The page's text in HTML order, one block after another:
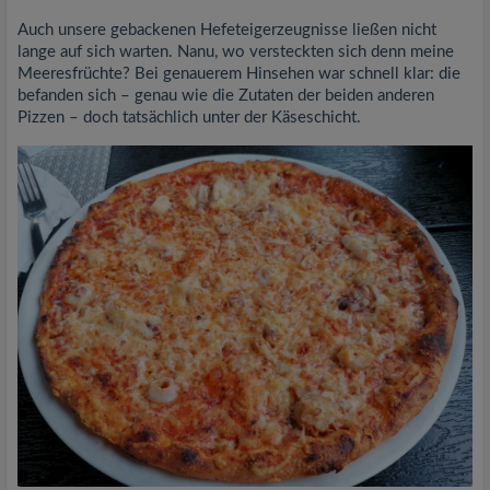
Auch unsere gebackenen Hefeteigerzeugnisse ließen nicht
lange auf sich warten. Nanu, wo versteckten sich denn meine
Meeresfrüchte? Bei genauerem Hinsehen war schnell klar: die
befanden sich – genau wie die Zutaten der beiden anderen
Pizzen – doch tatsächlich unter der Käseschicht.